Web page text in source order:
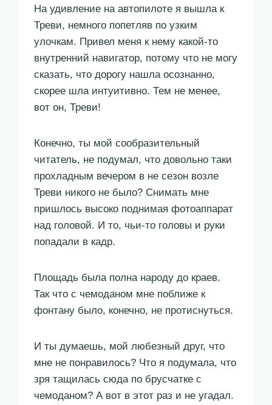
На удивление на автопилоте я вышла к
Треви, немного попетляв по узким
улочкам. Привел меня к нему какой-то
внутренний навигатор, потому что не могу
сказать, что дорогу нашла осознанно,
скорее шла интуитивно. Тем не менее,
вот он, Треви!
Конечно, ты мой сообразительный
читатель, не подумал, что довольно таки
прохладным вечером в не сезон возле
Треви никого не было? Снимать мне
пришлось высоко поднимая фотоаппарат
над головой. И то, чьи-то головы и руки
попадали в кадр.
Площадь была полна народу до краев.
Так что с чемоданом мне поближе к
фонтану было, конечно, не протиснуться.
И ты думаешь, мой любезный друг, что
мне не понравилось? Что я подумала, что
зря тащилась сюда по брусчатке с
чемоданом? А вот в этот раз и не угадал.